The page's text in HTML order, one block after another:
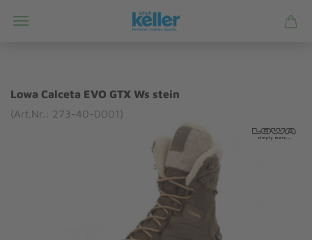
Lowa Calceta EVO GTX Ws stein
(Art.Nr.: 273-40-0001)